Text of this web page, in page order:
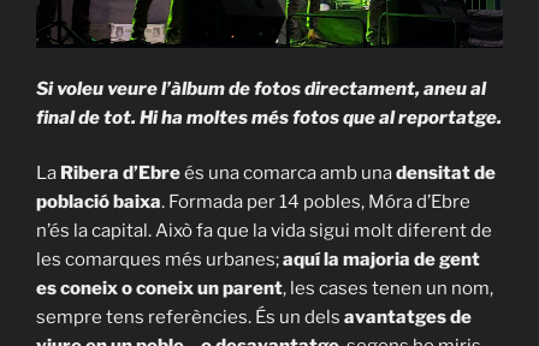
Si voleu veure l’àlbum de fotos directament, aneu al
final de tot. Hi ha moltes més fotos que al reportatge.
La Ribera d’Ebreés una comarca amb unadensitat de
població baixa. Formada per 14 pobles, Móra d’Ebre
n’és la capital. Això fa que la vida sigui molt diferent de
les comarques més urbanes;aquí la majoria de gent
es coneix o coneix un parent, les cases tenen un nom,
sempre tens referències. És un dels avantatges de